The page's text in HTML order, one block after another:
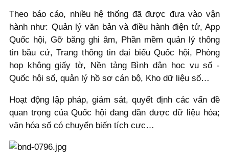
Theo báo cáo, nhiều hệ thống đã được đưa vào vận
hành như: Quản lý văn bản và điều hành điện tử, App
Quốc hội, Gỡ băng ghi âm, Phần mềm quản lý thông
tin bầu cử, Trang thông tin đại biểu Quốc hội, Phòng
họp không giấy tờ, Nền tảng Bình dân học vụ số -
Quốc hội số, quản lý hồ sơ cán bộ, Kho dữ liệu số…
Hoạt động lập pháp, giám sát, quyết định các vấn đề
quan trọng của Quốc hội đang dần được dữ liệu hóa;
văn hóa số có chuyển biến tích cực…